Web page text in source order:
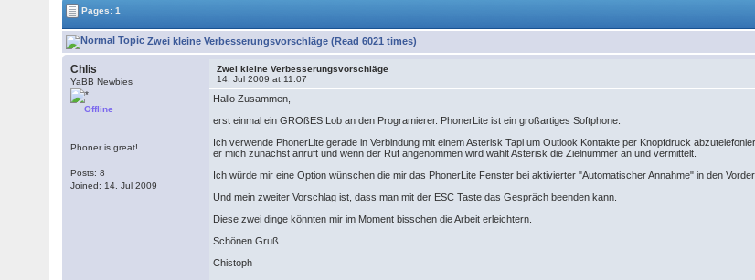
Pages: 1
Zwei kleine Verbesserungsvorschläge (Read 6021 times)
Chlis
YaBB Newbies
Offline
Phoner is great!
Posts: 8
Joined: 14. Jul 2009
Zwei kleine Verbesserungsvorschläge
14. Jul 2009 at 11:07
Hallo Zusammen,
erst einmal ein GROßES Lob an den Programierer. PhonerLite ist ein großartiges Softphone.
Ich verwende PhonerLite gerade in Verbindung mit einem Asterisk Tapi um Outlook Kontakte per Knopfdruck
er mich zunächst anruft und wenn der Ruf angenommen wird wählt Asterisk die Zielnummer an und vermittelt.
Ich würde mir eine Option wünschen die mir das PhonerLite Fenster bei aktivierter "Automatischer Annahme" in den
Und mein zweiter Vorschlag ist, dass man mit der ESC Taste das Gespräch beenden kann.
Diese zwei dinge könnten mir im Moment bisschen die Arbeit erleichtern.
Schönen Gruß
Chistoph